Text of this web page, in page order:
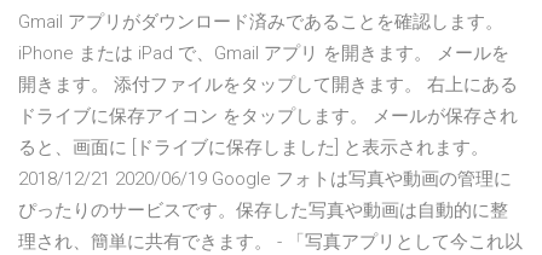
Gmail アプリがダウンロード済みであることを確認します。
iPhone または iPad で、Gmail アプリ を開きます。 メールを
開きます。 添付ファイルをタップして開きます。 右上にある
ドライブに保存アイコン をタップします。 メールが保存され
ると、画面に [ドライブに保存しました] と表示されます。
2018/12/21 2020/06/19 Google フォトは写真や動画の管理に
ぴったりのサービスです。保存した写真や動画は自動的に整
理され、簡単に共有できます。 - 「写真アプリとして今これ以